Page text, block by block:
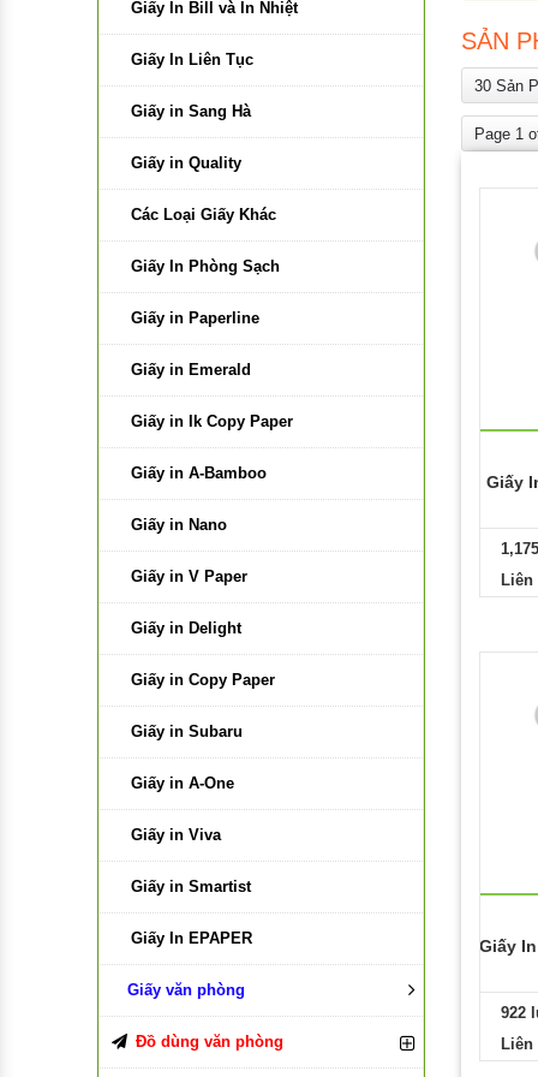
Bìa Dây
Bìa Trình Ký
Bìa Lỗ
Cặp Đựng Tài Liệu
Bìa Nhẫn , Bìa Kẹp
Giá Đỡ Đa Năng
Băng Keo Điện
Các Loại Băng Keo Khác
Băng Keo Hai Mặt
Màng Nhựa PE
Băng Keo Văn Phòng
Băng Keo Thiên Long
Băng Keo Đục
Băng Keo Trong
Băng Keo Màu
Băng Keo Xốp
Băng Keo Simili
Giấy In Bill và In Nhiệt
Giấy In Liên Tục
Giấy in Sang Hà
Giấy in Quality
Các Loại Giấy Khác
Giấy In Phòng Sạch
Giấy in Paperline
Giấy in Emerald
Giấy in Ik Copy Paper
Giấy in A-Bamboo
Giấy in Nano
Giấy in V Paper
Giấy in Delight
Giấy in Copy Paper
Giấy in Subaru
Giấy in A-One
Giấy in Viva
Giấy in Smartist
Giấy In EPAPER
Giấy văn phòng
Giấy Caro
Đồ dùng văn phòng
SẢN
30 Sản
Page 1
Giấy
Liên
Giấy
922
Liên